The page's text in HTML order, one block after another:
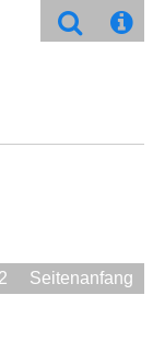
Seitenanfang